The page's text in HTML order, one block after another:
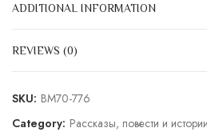
ADDITIONAL INFORMATION
REVIEWS (0)
SKU: BM70-776
Category: Рассказы, повести и истории